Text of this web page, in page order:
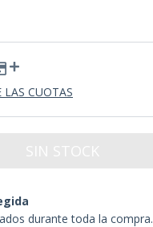
LAS CUOTAS
durante toda la compra.